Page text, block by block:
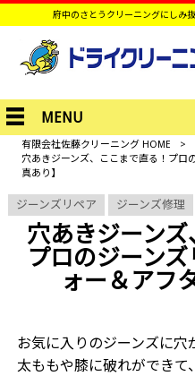
府中のさとうクリーニングにしみ
MENU
有限会社佐藤クリーニング HOME >
穴あきジーンズ、ここまで直る！プロ
真あり】
ジーンズリペア ジーンズ修理
穴あきジーンズ
プロのジーン
ォー＆アフ
お気に入りのジーンズに穴
太ももや膝に破れができて